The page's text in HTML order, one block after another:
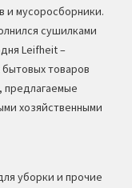
и мусоросборники.
сушилками
Leifheit –
товаров
предлагаемые
хозяйственными
уборки и прочие